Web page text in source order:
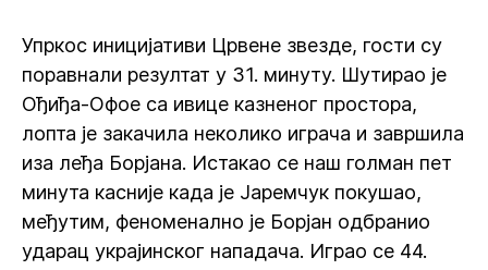
Упркос иницијативи Црвене звезде, гости су
поравнали резултат у 31. минуту. Шутирао је
Ођиђа-Офое са ивице казненог простора,
лопта је закачила неколико играча и завршила
иза леђа Борјана. Истакао се наш голман пет
минута касније када је Јаремчук покушао,
међутим, феноменално је Борјан одбранио
ударац украјинског нападача. Играо се 44.